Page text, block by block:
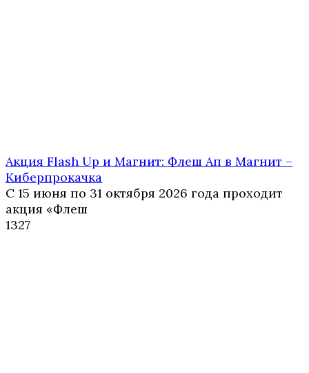
Акция Flash Up и Магнит: Флеш Ап в Магнит –
Киберпрокачка
С 15 июня по 31 октября 2026 года проходит
акция «Флеш
1327